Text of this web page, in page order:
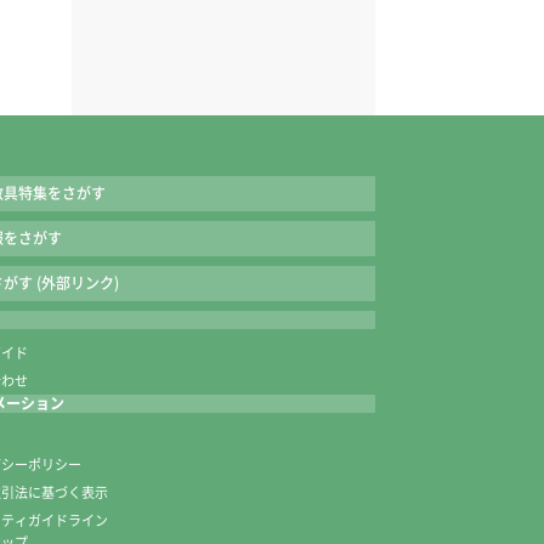
具特集をさがす
さがす
す (外部リンク)
ド
せ
ーション
ーポリシー
法に基づく表示
ィガイドライン